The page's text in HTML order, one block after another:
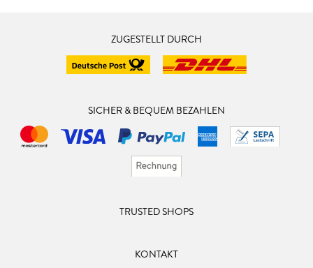
ZUGESTELLT DURCH
SICHER & BEQUEM BEZAHLEN
TRUSTED SHOPS
KONTAKT